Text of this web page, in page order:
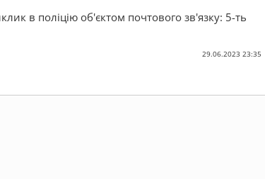
в поліцію об'єктом почтового зв'язку: 5-ть
29.06.2023 23:35